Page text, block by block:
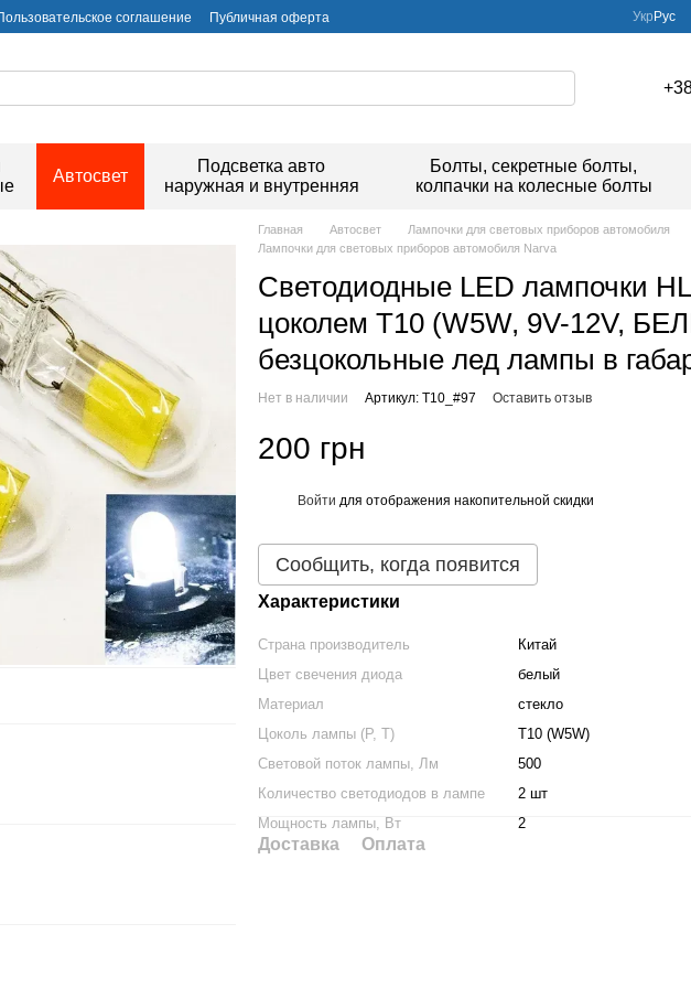
соглашение Публичная оферта Укр Рус
Автосвет
Подсветка авто
наружная и внутренняя
Болты, секретные болты,
колпачки на колесные болты
Главная Автосвет
Лампочки для световых приборов автомобиля
Лампочки для световых приборов автомобиля Narva
Светодиодные LED лампочки
цоколем T10 (W5W, 9V-12V,
безцокольные лед лампы в
Нет в наличии Артикул: T10_#97 Оставить отзыв
200 грн
Войти для отображения накопительной скидки
Сообщить, когда появится
Характеристики
Страна производитель
Китай
Цвет свечения диода
белый
Материал
стекло
Цоколь лампы (P, T)
T10 (W5W)
Световой поток лампы, Лм
500
Количество светодиодов в лампе
2 шт
Мощность лампы, Вт
2
Доставка Оплата